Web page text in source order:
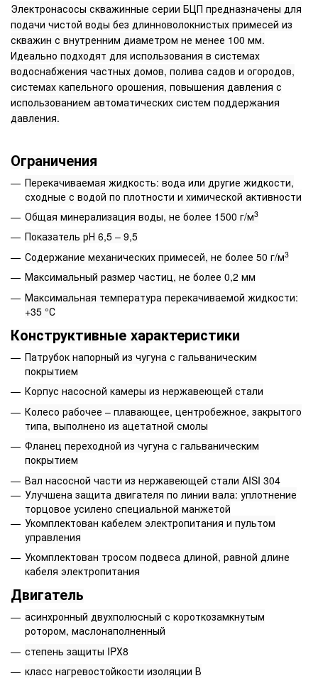
Электронасосы скважинные серии БЦП предназначены для
подачи чистой воды без длинноволокнистых примесей из
скважин с внутренним диаметром не менее 100 мм.
Идеально подходят для использования в системах
водоснабжения частных домов, полива садов и огородов,
системах капельного орошения, повышения давления с
использованием автоматических систем поддержания
давления.
Ограничения
Перекачиваемая жидкость: вода или другие жидкости,
сходные с водой по плотности и химической активности
Общая минерализация воды, не более 1500 г/м3
Показатель рН 6,5 – 9,5
Содержание механических примесей, не более 50 г/м3
Максимальный размер частиц, не более 0,2 мм
Максимальная температура перекачиваемой жидкости:
+35 °С
Конструктивные характеристики
Патрубок напорный из чугуна с гальваническим
покрытием
Корпус насосной камеры из нержавеющей стали
Колесо рабочее – плавающее, центробежное, закрытого
типа, выполнено из ацетатной смолы
Фланец переходной из чугуна с гальваническим
покрытием
Вал насосной части из нержавеющей стали AISI 304
Улучшена защита двигателя по линии вала: уплотнение
торцовое усилено специальной манжетой
Укомплектован кабелем электропитания и пультом
управления
Укомплектован тросом подвеса длиной, равной длине
кабеля электропитания
Двигатель
асинхронный двухполюсный с короткозамкнутым
ротором, маслонаполненный
степень защиты IPХ8
класс нагревостойкости изоляции В